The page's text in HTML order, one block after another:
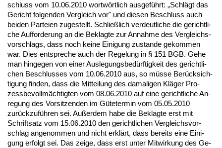
schluss vom 10.06.2010 wortwört­lich aus­geführt: „Schlägt das
Ge­richt fol­gen­den Ver­gleich vor" und die­sen Be­schluss auch
bei­den Par­tei­en zu­ge­stellt. Sch­ließlich ver­deut­li­che die ge­richt­li­
che Auf­for­de­rung an die Be­klag­te zur An­nah­me des Ver­gleichs­
vor­schlags, dass noch kei­ne Ei­ni­gung zu­stan­de ge­kom­men
war. Dies ent­spre­che auch der Re­ge­lung in § 151 BGB. Ge­he
man hin­ge­gen von ei­ner Aus­le­gungs­bedürf­tig­keit des ge­richt­li­
chen Be­schlus­ses vom 10.06.2010 aus, so müsse Berück­sich­
ti­gung fin­den, dass die Mit­tei­lung des da­ma­li­gen Kläger Pro­
zess­be­vollmäch­tig­ten vom 08.06.2010 auf ei­ne ge­richt­li­che An­
re­gung des Vor­sit­zen­den im Güte­ter­min vom 05.05.2010
zurück­zuführen sei. Außer­dem ha­be die Be­klag­te erst mit
Schrift­satz vom 15.06.2010 den ge­richt­li­chen Ver­gleichs­vor­
schlag an­ge­nom­men und nicht erklärt, dass be­reits ei­ne Ei­ni­
gung er­folgt sei. Das zei­ge, dass erst un­ter Mit­wir­kung des Ge­